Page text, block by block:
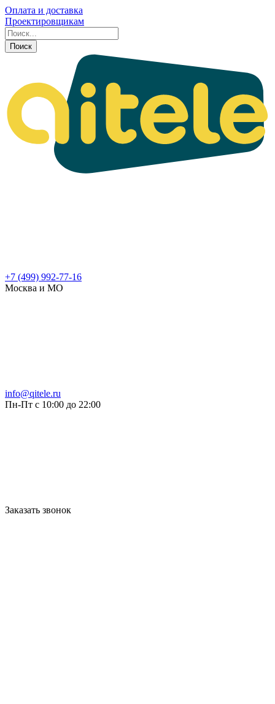
Оплата и доставка
Проектировщикам
Поиск
+7 (499) 992-77-16
Москва и МО
info@qitele.ru
Пн-Пт с 10:00 до 22:00
Заказать звонок